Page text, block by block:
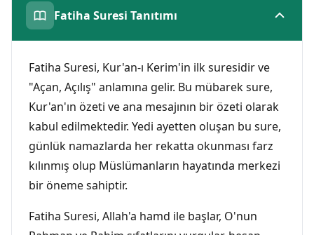
Fatiha Suresi Tanıtımı
Fatiha Suresi, Kur'an-ı Kerim'in ilk suresidir ve
"Açan, Açılış" anlamına gelir. Bu mübarek sure,
Kur'an'ın özeti ve ana mesajının bir özeti olarak
kabul edilmektedir. Yedi ayetten oluşan bu sure,
günlük namazlarda her rekatta okunması farz
kılınmış olup Müslümanların hayatında merkezi
bir öneme sahiptir.
Fatiha Suresi, Allah'a hamd ile başlar, O'nun